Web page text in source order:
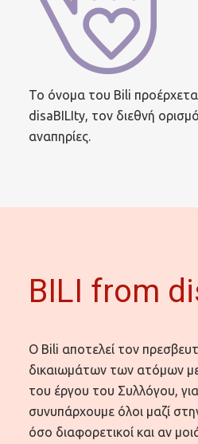
Το όνομα του Bili
disaBILIty, τον διεθνή
αναπηρίες.
BILI from
Ο Bili αποτελεί τον
δικαιωμάτων των ατόμων
του έργου του Συλλόγου,
συνυπάρχουμε όλοι μαζί
όσο διαφορετικοί και αν